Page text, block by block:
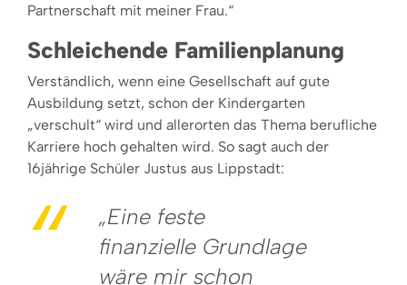
Partnerschaft mit meiner Frau.“
Schleichende Familienplanung
Verständlich, wenn eine Gesellschaft auf gute
Ausbildung setzt, schon der Kindergarten
„verschult“ wird und allerorten das Thema berufliche
Karriere hoch gehalten wird. So sagt auch der
16jährige Schüler Justus aus Lippstadt:
„Eine feste
finanzielle Grundlage
wäre mir schon